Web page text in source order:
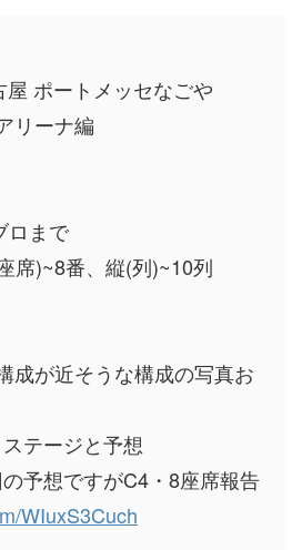
ポートメッセなごや
リーナ編
ロまで
席)~8番、縦(列)~10列
成が近そうな構成の写真お
テージと予想
予想ですがC4・8座席報告
WIuxS3Cuch